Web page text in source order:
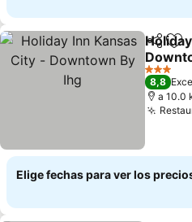
Ver
3 Estrellas
8,8
a 10.0
Elige fechas para ver los